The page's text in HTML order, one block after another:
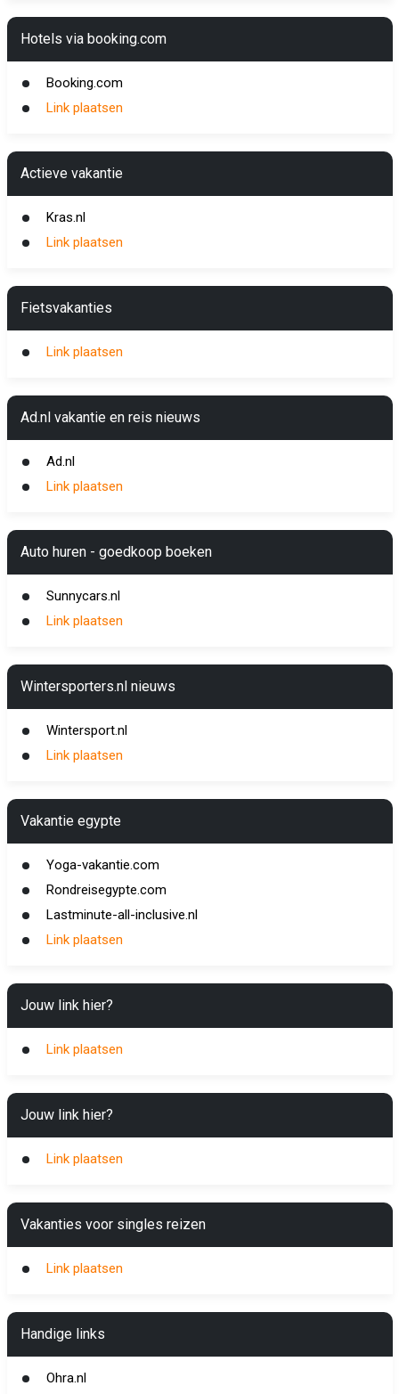
Hotels via booking.com
Booking.com
Link plaatsen
Actieve vakantie
Kras.nl
Link plaatsen
Fietsvakanties
Link plaatsen
Ad.nl vakantie en reis nieuws
Ad.nl
Link plaatsen
Auto huren - goedkoop boeken
Sunnycars.nl
Link plaatsen
Wintersporters.nl nieuws
Wintersport.nl
Link plaatsen
Vakantie egypte
Yoga-vakantie.com
Rondreisegypte.com
Lastminute-all-inclusive.nl
Link plaatsen
Jouw link hier?
Link plaatsen
Jouw link hier?
Link plaatsen
Vakanties voor singles reizen
Link plaatsen
Handige links
Ohra.nl